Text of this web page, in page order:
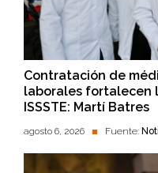
Contratación de
laborales fortalecen
ISSSTE: Martí Batres
agosto 6, 2026 Fuente: